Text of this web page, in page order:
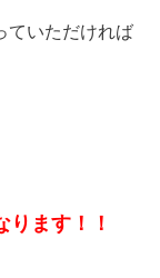
ていただければ
ります！！